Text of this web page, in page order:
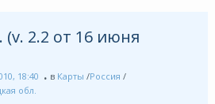
2.2 от 16 июня
18:40 в Карты /Россия /
обл.